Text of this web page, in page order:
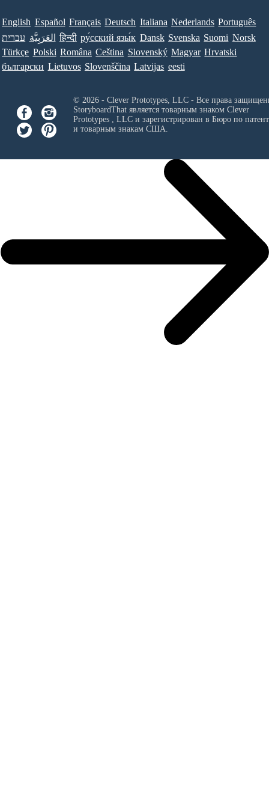
English Español Français Deutsch Italiana Nederlands Português
עברית العَرَبِيَّة हिन्दी ру́сский язы́к Dansk Svenska Suomi Norsk
Türkçe Polski Româna Ceština Slovenský Magyar Hrvatski
български Lietuvos Slovenščina Latvijas eesti
© 2026 - Clever Prototypes, LLC - Все права
StoryboardThat является товарным знаком Clever
Prototypes , LLCи зарегистрирован в Бюро по
и товарным знакам США.